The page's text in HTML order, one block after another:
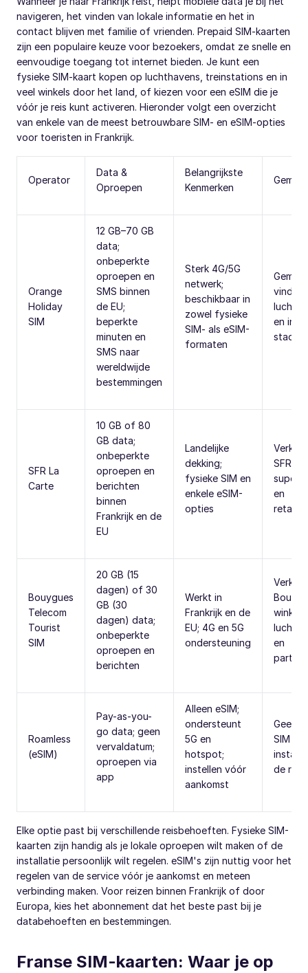
navigeren, het vinden van lokale informatie en het in
contact blijven met familie of vrienden. Prepaid SIM-kaarten
zijn een populaire keuze voor bezoekers, omdat ze snelle en
eenvoudige toegang tot internet bieden. Je kunt een
fysieke SIM-kaart kopen op luchthavens, treinstations en in
veel winkels door het land, of kiezen voor een eSIM die je
vóór je reis kunt activeren. Hieronder volgt een overzicht
van enkele van de meest betrouwbare SIM- en eSIM-opties
voor toeristen in Frankrijk.
Operator
Data &
Oproepen
Belangrijkste
Kenmerken
Gemak
Orange
Holiday
SIM
12 GB–70 GB
data;
onbeperkte
oproepen en
SMS binnen
de EU;
beperkte
minuten en
SMS naar
wereldwijde
bestemmingen
Sterk 4G/5G
netwerk;
beschikbaar in
zowel fysieke
SIM- als eSIM-
formaten
vinden
en in
SFR La
Carte
10 GB of 80
GB data;
onbeperkte
oproepen en
berichten
binnen
Frankrijk en de
EU
Landelijke
dekking;
fysieke SIM en
enkele eSIM-
opties
SFR-
en
Bouygues
Telecom
Tourist
SIM
20 GB (15
dagen) of 30
GB (30
dagen) data;
onbeperkte
oproepen en
berichten
Werkt in
Frankrijk en de
EU; 4G en 5G
ondersteuning
winkels,
en
Roamless
(eSIM)
Pay-as-you-
go data; geen
vervaldatum;
oproepen via
app
Alleen eSIM;
ondersteunt
5G en
hotspot;
instellen vóór
aankomst
Geen
SIM
de reis
Elke optie past bij verschillende reisbehoeften. Fysieke SIM-
kaarten zijn handig als je lokale oproepen wilt maken of de
installatie persoonlijk wilt regelen. eSIM's zijn nuttig voor het
regelen van de service vóór je aankomst en meteen
verbinding maken. Voor reizen binnen Frankrijk of door
Europa, kies het abonnement dat het beste past bij je
databehoeften en bestemmingen.
Franse SIM-kaarten: Waar je op